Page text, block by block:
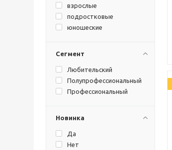
взрослые
подростковые
юношеские
Сегмент
Любительский
Полупрофессиональный
Профессиональный
Новинка
Да
Нет